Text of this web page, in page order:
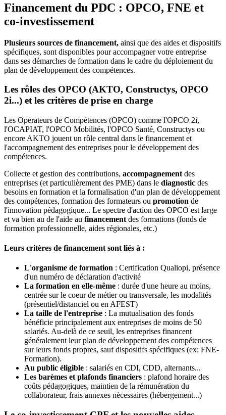
Financement du PDC : OPCO, FNE et
co-investissement
Plusieurs sources de financement, ainsi que des aides et dispositifs
spécifiques, sont disponibles pour accompagner votre entreprise
dans ses démarches de formation dans le cadre du déploiement du
plan de développement des compétences.
Les rôles des OPCO (AKTO, Constructys, OPCO
2i...) et les critères de prise en charge
Les Opérateurs de Compétences (OPCO) comme l'OPCO 2i,
l'OCAPIAT, l'OPCO Mobilités, l'OPCO Santé, Constructys ou
encore AKTO jouent un rôle central dans le financement et
l'accompagnement des entreprises pour le développement des
compétences.
Collecte et gestion des contributions, accompagnement des
entreprises (et particulièrement des PME) dans le diagnostic des
besoins en formation et la formalisation d'un plan de développement
des compétences, formation des formateurs ou promotion de
l'innovation pédagogique... Le spectre d'action des OPCO est large
et va bien au de l'aide au financement des formations (fonds de
formation professionnelle, aides régionales, etc.)
Leurs critères de financement sont liés à :
L'organisme de formation : Certification Qualiopi, présence
d'un numéro de déclaration d'activité
La formation en elle-même : durée d'une heure au moins,
centrée sur le coeur de métier ou transversale, les modalités
(présentiel/distanciel ou en AFEST)
La taille de l'entreprise : La mutualisation des fonds
bénéficie principalement aux entreprises de moins de 50
salariés. Au-delà de ce seuil, les entreprises financent
généralement leur plan de développement des compétences
sur leurs fonds propres, sauf dispositifs spécifiques (ex: FNE-
Formation).
Au public éligible : salariés en CDI, CDD, alternants...
Les barèmes et plafonds financiers : plafond horaire des
coûts pédagogiques, maintien de la rémunération du
collaborateur, frais annexes nécessaires (hébergement...)